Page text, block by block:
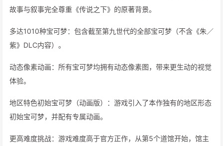
故事与叙事完全尊重《传说之下》的原著背景。
多达1010种宝可梦：包含截至第九世代的全部宝可梦（不含《朱／
紫》DLC内容）。
动态像素动画：所有宝可梦均拥有动态像素图，带来更生动的视觉
体验。
地区特色初始宝可梦（动画版）：游戏引入了本作独有的地区形态
初始宝可梦，并配有专属动画。
更高难度挑战：游戏难度高于官方正作，从第5个道馆开始，馆主